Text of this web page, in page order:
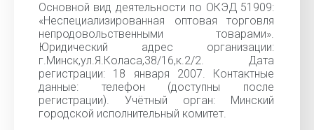
Основной вид деятельности по ОКЭД 51909:
«Неспециализированная оптовая торговля
непродовольственными товарами».
Юридический адрес организации:
г.Минск,ул.Я.Коласа,38/16,к.2/2. Дата
регистрации: 18 января 2007. Контактные
данные: телефон (доступны после
регистрации). Учётный орган: Минский
городской исполнительный комитет.